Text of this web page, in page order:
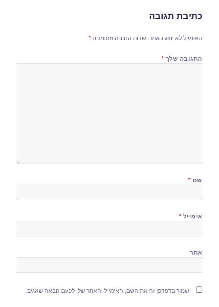
כתיבת תגובה
האימייל לא יוצג באתר. שדות החובה מסומנים*
התגובה שלך *
שם *
אימייל *
אתר
שמור בדפדפן זה את השם, האימייל והאתר שלי לפעם הבאה שאגיב.